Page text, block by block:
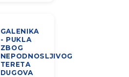
GALENIKA
- PUKLA
ZBOG
NEPODNOSLJIVOG
TERETA
DUGOVA